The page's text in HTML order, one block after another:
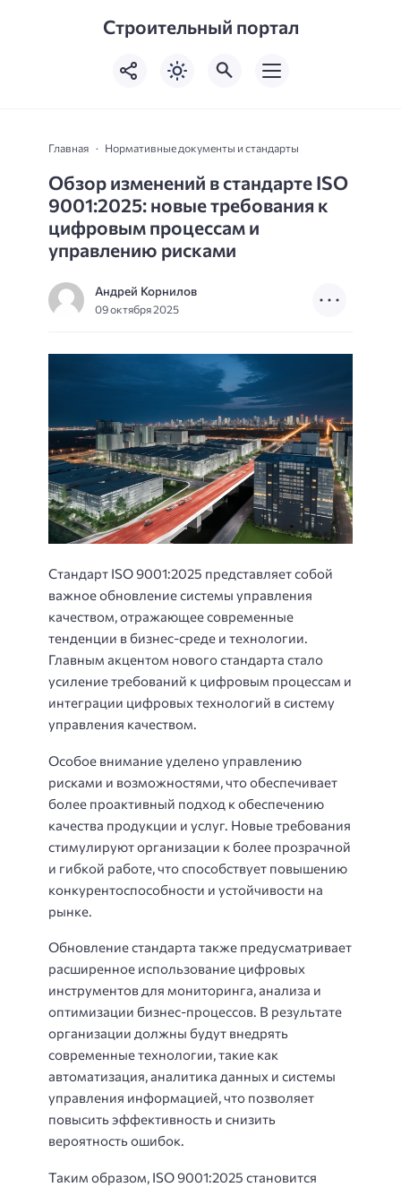
Строительный портал
Главная Нормативные документы и стандарты
Обзор изменений в стандарте ISO
9001:2025: новые требования к
цифровым процессам и
управлению рисками
Андрей Корнилов
09 октября 2025
Стандарт ISO 9001:2025 представляет собой
важное обновление системы управления
качеством, отражающее современные
тенденции в бизнес-среде и технологии.
Главным акцентом нового стандарта стало
усиление требований к цифровым процессам и
интеграции цифровых технологий в систему
управления качеством.
Особое внимание уделено управлению
рисками и возможностями, что обеспечивает
более проактивный подход к обеспечению
качества продукции и услуг. Новые требования
стимулируют организации к более прозрачной
и гибкой работе, что способствует повышению
конкурентоспособности и устойчивости на
рынке.
Обновление стандарта также предусматривает
расширенное использование цифровых
инструментов для мониторинга, анализа и
оптимизации бизнес-процессов. В результате
организации должны будут внедрять
современные технологии, такие как
автоматизация, аналитика данных и системы
управления информацией, что позволяет
повысить эффективность и снизить
вероятность ошибок.
Таким образом, ISO 9001:2025 становится